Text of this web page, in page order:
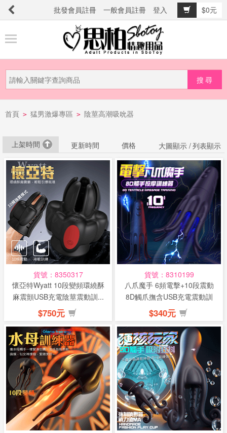
批發會員註冊 一般會員註冊 登入
$0元
品
新
品
市
提
防
詐
騙
電
話
或
簡
發
說
明
首頁 > 猛男激爆專區 > 陰莖高潮吸吮器
上架時間 更新時間 價格 大圖顯示 /列表顯示
貨號：8350317
懷亞特Wyatt 10段變頻環繞酥
麻震顫USB充電陰莖震動訓...
$750元
貨號：8310199
八爪魔手 6頻電擊+10段震動
8D觸爪撫含USB充電震動訓
練...
$340元